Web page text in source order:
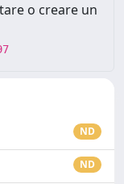
o creare un
ND
ND